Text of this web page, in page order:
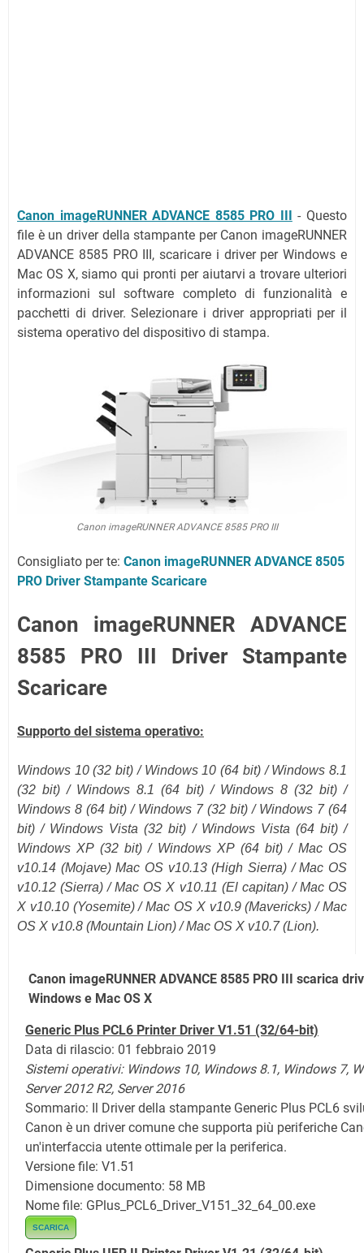
Canon imageRUNNER ADVANCE 8585 PRO III - Questo
file è un driver della stampante per Canon imageRUNNER
ADVANCE 8585 PRO III, scaricare i driver per Windows e
Mac OS X, siamo qui pronti per aiutarvi a trovare ulteriori
informazioni sul software completo di funzionalità e
pacchetti di driver. Selezionare i driver appropriati per il
sistema operativo del dispositivo di stampa.
Canon imageRUNNER ADVANCE 8585 PRO III
Consigliato per te: Canon imageRUNNER ADVANCE 8505
PRO Driver Stampante Scaricare
Canon imageRUNNER ADVANCE
8585 PRO III Driver Stampante
Scaricare
Supporto del sistema operativo:
Windows 10 (32 bit) / Windows 10 (64 bit) / Windows 8.1
(32 bit) / Windows 8.1 (64 bit) / Windows 8 (32 bit) /
Windows 8 (64 bit) / Windows 7 (32 bit) / Windows 7 (64
bit) / Windows Vista (32 bit) / Windows Vista (64 bit) /
Windows XP (32 bit) / Windows XP (64 bit) / Mac OS
v10.14 (Mojave)Mac OS v10.13 (High Sierra) / Mac OS
v10.12(Sierra)/ Mac OS X v10.11 (El capitan)/ Mac OS
X v10.10 (Yosemite) / Mac OS X v10.9 (Mavericks) / Mac
OS X v10.8 (Mountain Lion) / Mac OS X v10.7 (Lion).
Canon imageRUNNER ADVANCE 8585 PRO III scarica
Windows e Mac OS X
Generic Plus PCL6 Printer Driver V1.51 (32/64-bit)
Data di rilascio: 01 febbraio 2019
Sistemi operativi: Windows 10, Windows 8.1, Windows 7,
Server 2012 R2, Server 2016
Sommario: Il Driver della stampante Generic Plus PCL6
Canon è un driver comune che supporta più periferiche
un'interfaccia utente ottimale per la periferica.
Versione file: V1.51
Dimensione documento: 58 MB
Nome file: GPlus_PCL6_Driver_V151_32_64_00.exe
SCARICA